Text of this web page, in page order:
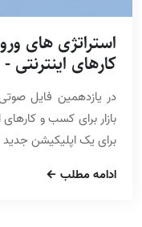
استراتژی های
کارهای اینترنتی - 11
در یازدهمین فایل
بازار برای کسب و
برای یک اپلیکیشن‌
ادامه مطلب